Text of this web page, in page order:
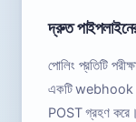
দ্রুত
পোলিং প্রতিটি
একটি webhook
POST গ্রহণ করে।